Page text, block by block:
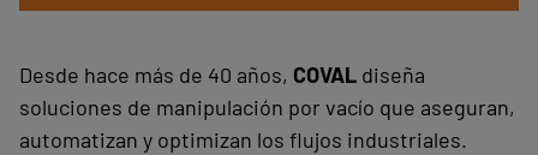
Desde hace más de 40 años, COVAL diseña
soluciones de manipulación por vacío que aseguran,
automatizan y optimizan los flujos industriales.